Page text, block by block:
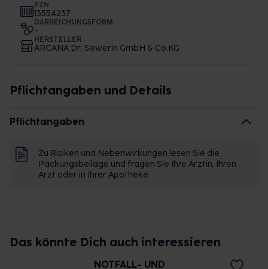
PZN
13554237
DARREICHUNGSFORM
-
HERSTELLER
ARCANA Dr. Sewerin GmbH & Co.KG
Pflichtangaben und Details
Pflichtangaben
Zu Risiken und Nebenwirkungen lesen Sie die
Packungsbeilage und fragen Sie Ihre Ärztin, Ihren
Arzt oder in Ihrer Apotheke.
Das könnte Dich auch interessieren
NOTFALL- UND